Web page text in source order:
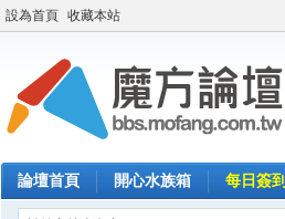
設為首頁 收藏本站
論壇首頁 開心水族箱 每日簽到